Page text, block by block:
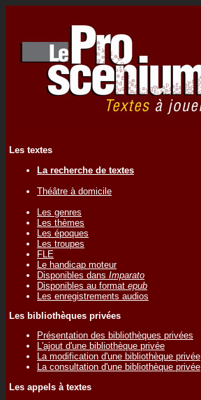
Les textes
La recherche de textes
Théâtre à domicile
Les genres
Les thèmes
Les époques
Les troupes
FLE
Le handicap moteur
Disponibles dans Imparato
Disponibles au format epub
Les enregistrements audios
Les bibliothèques privées
Présentation des bibliothèques privées
L'ajout d'une bibliothèque privée
La modification d'une bibliothèque privée
La consultation d'une bibliothèque privée
Les appels à textes